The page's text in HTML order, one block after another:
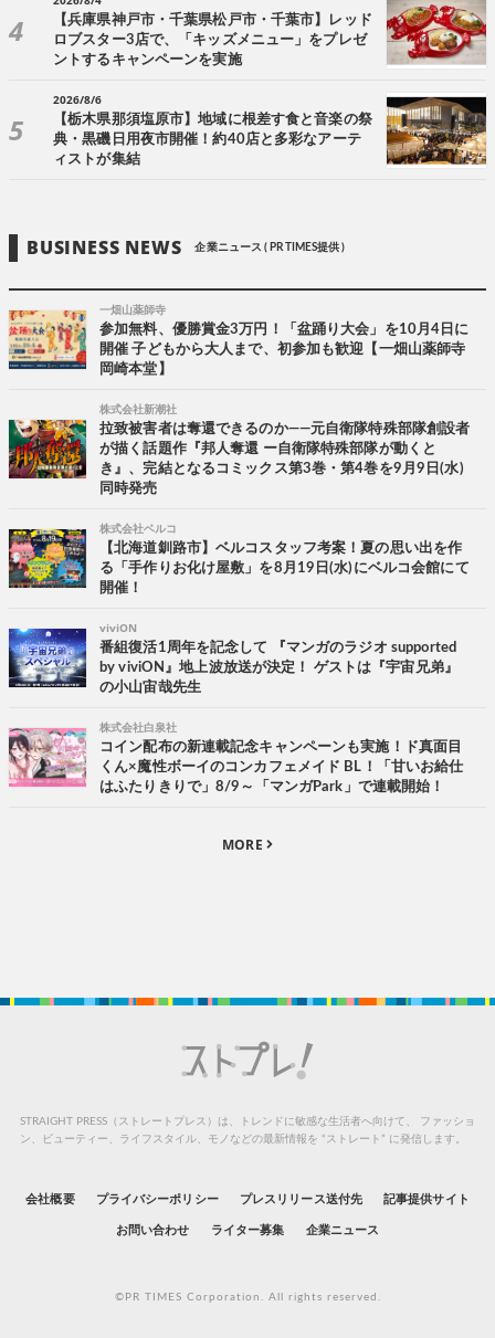
【兵庫県神戸市・千葉県松戸市・千葉市】レッド
ロブスター3店で、「キッズメニュー」をプレゼ
ントするキャンペーンを実施
2026/8/6
【栃木県那須塩原市】地域に根差す食と音楽の祭
典・黒磯日用夜市開催！約40店と多彩なアーテ
ィストが集結
BUSINESS NEWS 企業ニュース ( PR TIMES提供 )
一畑山薬師寺
参加無料、優勝賞金3万円！「盆踊り大会」を10月4日に
開催 子どもから大人まで、初参加も歓迎【一畑山薬師寺
岡崎本堂】
株式会社新潮社
拉致被害者は奪還できるのか――元自衛隊特殊部隊創設者
が描く話題作『邦人奪還 ー自衛隊特殊部隊が動くと
き』、完結となるコミックス第3巻・第4巻を9月9日(水)
同時発売
株式会社ベルコ
【北海道釧路市】ベルコスタッフ考案！夏の思い出を作
る「手作りお化け屋敷」を8月19日(水)にベルコ会館にて
開催！
viviON
番組復活1周年を記念して 『マンガのラジオ supported
by viviON』地上波放送が決定！ ゲストは『宇宙兄弟』
の小山宙哉先生
株式会社白泉社
コイン配布の新連載記念キャンペーンも実施！ド真面目
くん×魔性ボーイのコンカフェメイド BL！「甘いお給仕
はふたりきりで」8/9～「マンガPark」で連載開始！
MORE
STRAIGHT PRESS（ストレートプレス）は、トレンドに敏感な生活者へ向けて、
ファッショ
ン、ビューティー、ライフスタイル、モノなどの最新情報を “ストレート” に発信します。
会社概要 プライバシーポリシー プレスリリース送付先 記事提供サイト
お問い合わせ ライター募集 企業ニュース
©PR TIMES Corporation. All rights reserved.